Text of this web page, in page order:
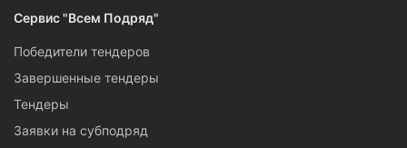
Сервис "Всем Подряд"
Победители тендеров
Завершенные тендеры
Тендеры
Заявки на субподряд